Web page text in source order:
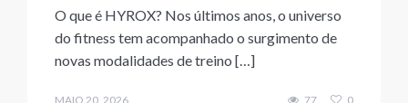
O que é HYROX? Nos últimos anos, o universo
do fitness tem acompanhado o surgimento de
novas modalidades de treino […]
MAIO 20, 2026 77 0